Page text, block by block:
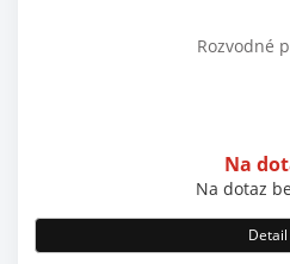
Rozvodné
Na
Na dotaz
Detail